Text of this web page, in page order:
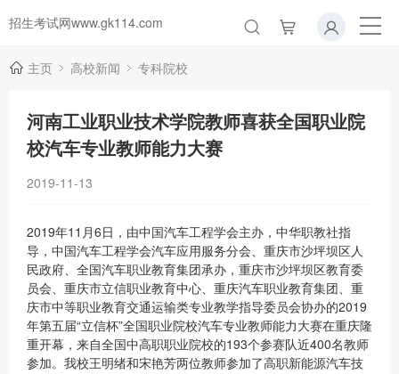
招生考试网www.gk114.com
主页 高校新闻 专科院校
河南工业职业技术学院教师喜获全国职业院
校汽车专业教师能力大赛
2019-11-13
2019年11月6日，由中国汽车工程学会主办，中华职教社指
导，中国汽车工程学会汽车应用服务分会、重庆市沙坪坝区人
民政府、全国汽车职业教育集团承办，重庆市沙坪坝区教育委
员会、重庆市立信职业教育中心、重庆汽车职业教育集团、重
庆市中等职业教育交通运输类专业教学指导委员会协办的2019
年第五届“立信杯”全国职业院校汽车专业教师能力大赛在重庆隆
重开幕，来自全国中高职职业院校的193个参赛队近400名教师
参加。我校王明绪和宋艳芳两位教师参加了高职新能源汽车技